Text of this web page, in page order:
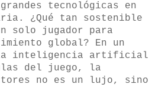
tecnológicas en
¿Qué tan sostenible
solo jugador para
global? En un
la inteligencia artificial
del juego, la
no es un lujo, sino